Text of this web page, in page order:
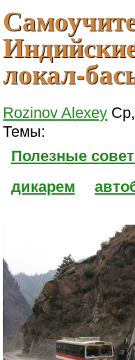
локал-
Rozinov Alexey
Темы:
Полезные
дикарем